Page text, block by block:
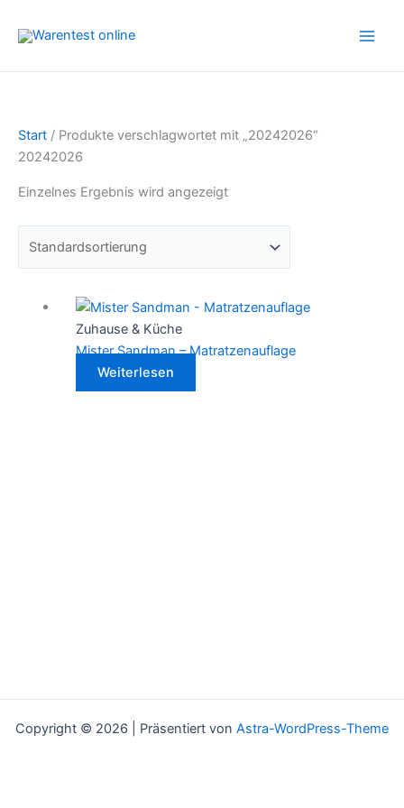
Inhalt
Start / Produkte verschlagwortet mit „20242026“
20242026
Einzelnes Ergebnis wird angezeigt
Zuhause & Küche
Mister Sandman – Matratzenauflage
Weiterlesen
Copyright © 2026 | Präsentiert von Astra-WordPress-Theme